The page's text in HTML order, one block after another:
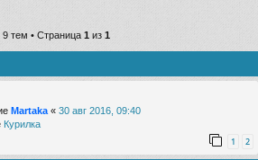
9 тем • Страница 1 из 1
Martaka « 30 авг 2016, 09:40
Курилка
1 2